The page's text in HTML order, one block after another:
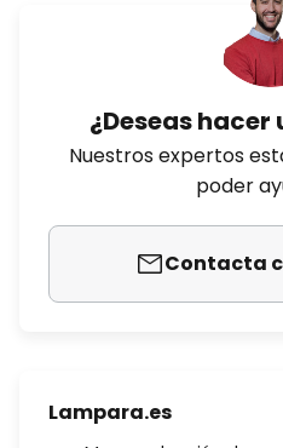
¿Deseas
Nuestros expertos
poder
Contacta
Lampara.es